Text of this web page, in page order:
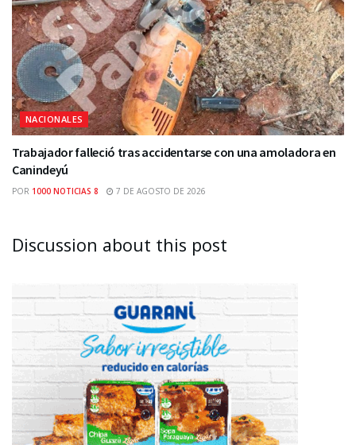
NACIONALES
Trabajador falleció tras accidentarse con una amoladora en
Canindeyú
POR 1000 NOTICIAS 8 7 DE AGOSTO DE 2026
Discussion about this post